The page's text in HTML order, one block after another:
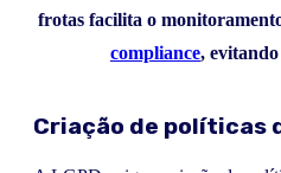
frotas facilita o
compliance, evitando
Criação de políticas